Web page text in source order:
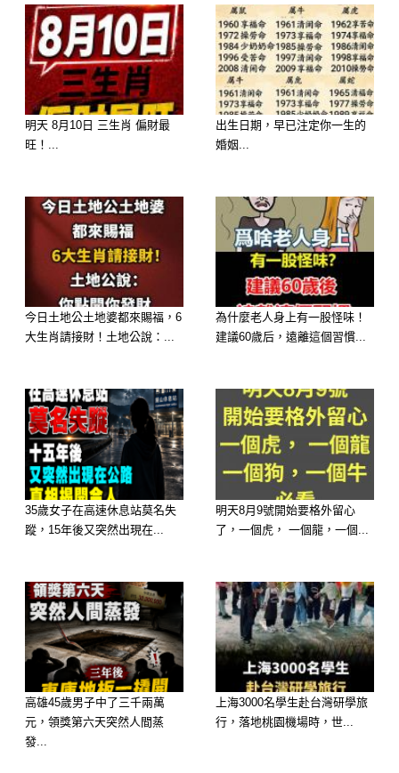
人緣好，合作、偏財機會多。保持謹慎
和耐心，容易得到意外小財。
生肖龍 🐲
工作表現突出，獎金或升職機會帶來正
建議：多留意職場動態，財運自然上
升。
生肖蛇 🐍
明天 8月10日 三生肖 偏財最
旺！...
出生日期，早已注定你一生的
婚姻...
今日土地公土地婆都來賜福，6
大生肖請接財！土地公說：...
為什麼老人身上有一股怪味！
建議60歲后，遠離這個習慣...
35歲女子在高速休息站莫名失
蹤，15年後又突然出現在...
明天8月9號開始要格外留心
了，一個虎， 一個龍，一個...
高雄45歲男子中了三千兩萬
元，領獎第六天突然人間蒸
發...
上海3000名學生赴台灣研學旅
行，落地桃園機場時，世...